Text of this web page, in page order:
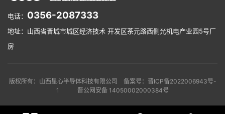
电话： 0356-2087333
地址：山西省晋城市城区经济技术 开发区茶元路西侧光机电产业园5号厂
房
版权所有：山西星心半导体科技有限公司 备案号：晋ICP备2022006943号-
1 晋公网安备 14050002000384号